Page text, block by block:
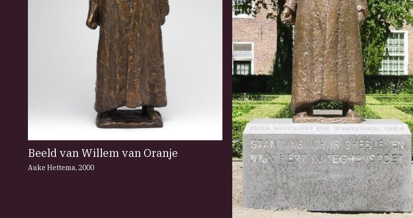
Beeld van Willem van Oranje
Auke Hettema, 2000